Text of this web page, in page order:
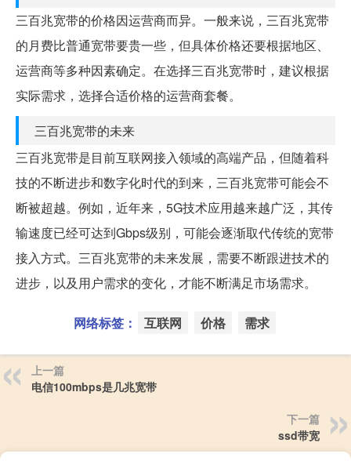
三百兆宽带的价格因运营商而异。一般来说，三百兆宽带
的月费比普通宽带要贵一些，但具体价格还要根据地区、
运营商等多种因素确定。在选择三百兆宽带时，建议根据
实际需求，选择合适价格的运营商套餐。
三百兆宽带的未来
三百兆宽带是目前互联网接入领域的高端产品，但随着科
技的不断进步和数字化时代的到来，三百兆宽带可能会不
断被超越。例如，近年来，5G技术应用越来越广泛，其传
输速度已经可达到Gbps级别，可能会逐渐取代传统的宽带
接入方式。三百兆宽带的未来发展，需要不断跟进技术的
进步，以及用户需求的变化，才能不断满足市场需求。
网络标签： 互联网 价格 需求
上一篇
电信100mbps是几兆宽带
下一篇
ssd带宽